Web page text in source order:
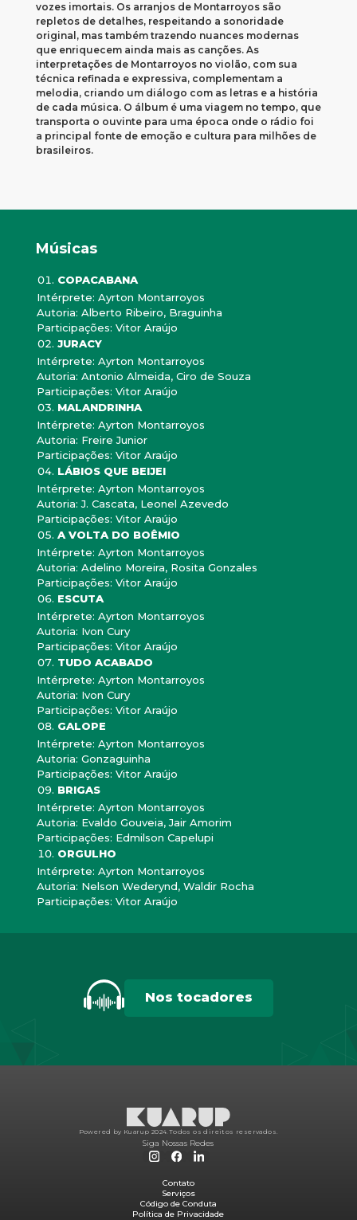
vozes imortais. Os arranjos de Montarroyos são
repletos de detalhes, respeitando a sonoridade
original, mas também trazendo nuances modernas
que enriquecem ainda mais as canções. As
interpretações de Montarroyos no violão, com sua
técnica refinada e expressiva, complementam a
melodia, criando um diálogo com as letras e a história
de cada música. O álbum é uma viagem no tempo, que
transporta o ouvinte para uma época onde o rádio foi
a principal fonte de emoção e cultura para milhões de
brasileiros.
Músicas
COPACABANA
Intérprete: Ayrton Montarroyos
Autoria: Alberto Ribeiro, Braguinha
Participações: Vitor Araújo
JURACY
Intérprete: Ayrton Montarroyos
Autoria: Antonio Almeida, Ciro de Souza
Participações: Vitor Araújo
MALANDRINHA
Intérprete: Ayrton Montarroyos
Autoria: Freire Junior
Participações: Vitor Araújo
LÁBIOS QUE BEIJEI
Intérprete: Ayrton Montarroyos
Autoria: J. Cascata, Leonel Azevedo
Participações: Vitor Araújo
A VOLTA DO BOÊMIO
Intérprete: Ayrton Montarroyos
Autoria: Adelino Moreira, Rosita Gonzales
Participações: Vitor Araújo
ESCUTA
Intérprete: Ayrton Montarroyos
Autoria: Ivon Cury
Participações: Vitor Araújo
TUDO ACABADO
Intérprete: Ayrton Montarroyos
Autoria: Ivon Cury
Participações: Vitor Araújo
GALOPE
Intérprete: Ayrton Montarroyos
Autoria: Gonzaguinha
Participações: Vitor Araújo
BRIGAS
Intérprete: Ayrton Montarroyos
Autoria: Evaldo Gouveia, Jair Amorim
Participações: Edmilson Capelupi
ORGULHO
Intérprete: Ayrton Montarroyos
Autoria: Nelson Wederynd, Waldir Rocha
Participações: Vitor Araújo
Nos tocadores
Powered by Kuarup 2024. Todos os direitos reservados.
Siga Nossas Redes
Contato
Serviços
Código de Conduta
Política de Privacidade